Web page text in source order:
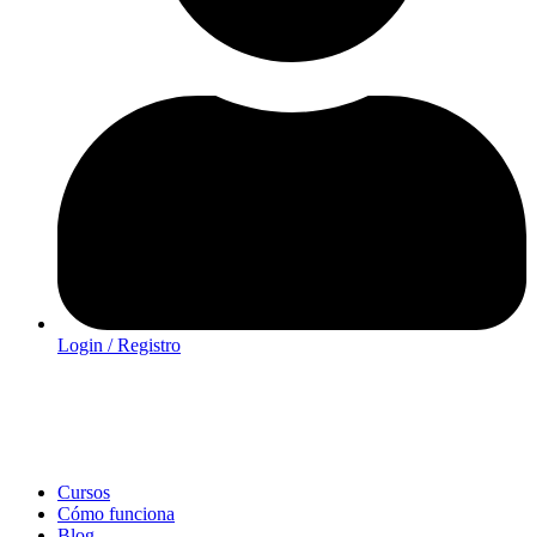
Login / Registro
Cursos
Cómo funciona